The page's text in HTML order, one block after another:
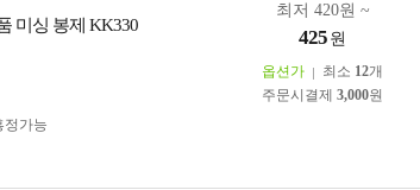
미싱 봉제 KK330
최저 420원 ~
425 원
옵션가 최소 12개
주문시결제 3,000원
정가능